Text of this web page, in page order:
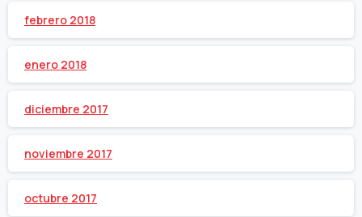
febrero 2018
enero 2018
diciembre 2017
noviembre 2017
octubre 2017